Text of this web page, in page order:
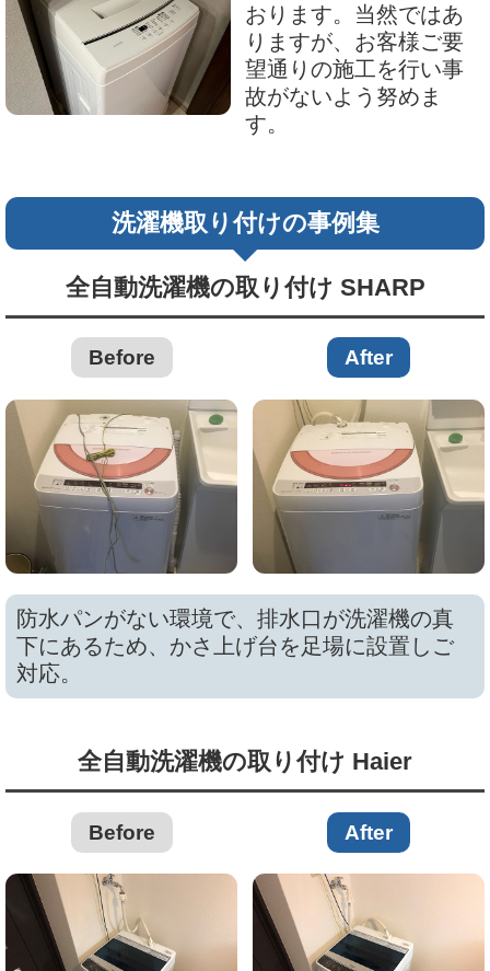
おります。当然ではあ
りますが、お客様ご要
望通りの施工を行い事
故がないよう努めま
す。
洗濯機取り付けの事例集
全自動洗濯機の取り付け SHARP
Before After
防水パンがない環境で、排水口が洗濯機の真
下にあるため、かさ上げ台を足場に設置しご
対応。
全自動洗濯機の取り付け Haier
Before After